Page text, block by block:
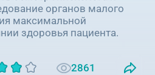
00-03
органов малого
максимальной
здоровья пациента.
2861